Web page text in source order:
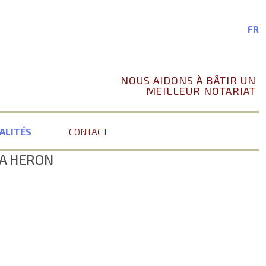
FR
NOUS AIDONS À BÂTIR UN
MEILLEUR NOTARIAT
CONTACT
HERON